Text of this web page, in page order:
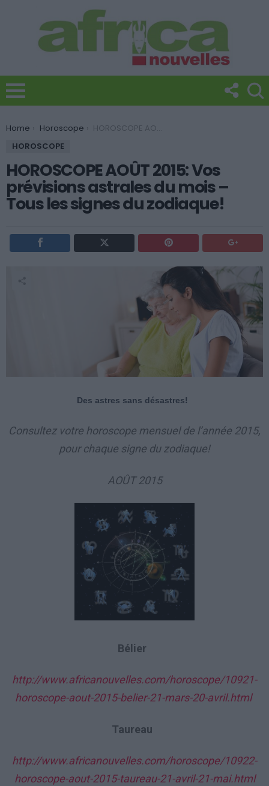
You are here:
Home Horoscope
HOROSCOPE AOÛT 2015: Vos prévisions astrales du mois – Tous les signes du zodiaque!
HOROSCOPE
HOROSCOPE AOÛT 2015: Vos
prévisions astrales du mois –
Tous les signes du zodiaque!
Des astres sans désastres!
Consultez votre horoscope mensuel de l’année 2015,
pour chaque signe du zodiaque!
AOÛT 2015
Bélier
http://www.africanouvelles.com/horoscope/10921-
horoscope-aout-2015-belier-21-mars-20-avril.html
Taureau
http://www.africanouvelles.com/horoscope/10922-
horoscope-aout-2015-taureau-21-avril-21-mai.html